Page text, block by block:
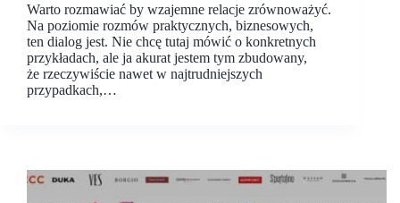
Warto rozmawiać by wzajemne relacje zrównoważyć.
Na poziomie rozmów praktycznych, biznesowych,
ten dialog jest. Nie chcę tutaj mówić o konkretnych
przykładach, ale ja akurat jestem tym zbudowany,
że rzeczywiście nawet w najtrudniejszych
przypadkach,…